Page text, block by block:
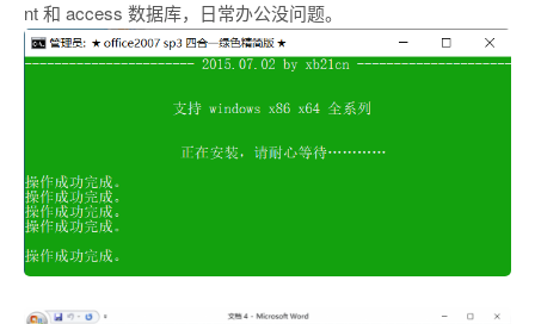
nt 和 access 数据库，日常办公没问题。